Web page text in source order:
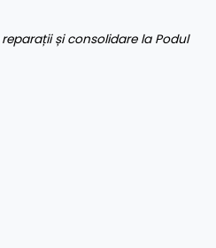
reparații și consolidare la Podul